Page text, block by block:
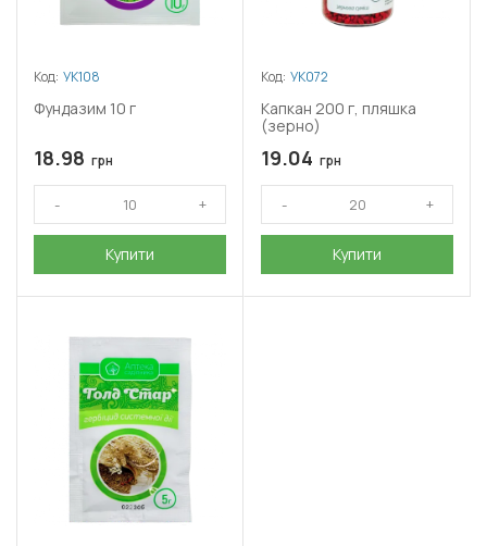
Код: УК108
Фундазим 10 г
18.98 грн
Купити
Код: УК072
Капкан 200 г, пляшка
(зерно)
19.04 грн
Купити